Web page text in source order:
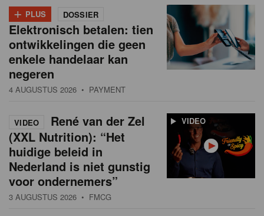
+ PLUS DOSSIER
Elektronisch betalen: tien
ontwikkelingen die geen
enkele handelaar kan
negeren
4 AUGUSTUS 2026 • PAYMENT
VIDEO
VIDEO
René van der Zel
(XXL Nutrition): “Het
huidige beleid in
Nederland is niet gunstig
voor ondernemers”
3 AUGUSTUS 2026 • FMCG